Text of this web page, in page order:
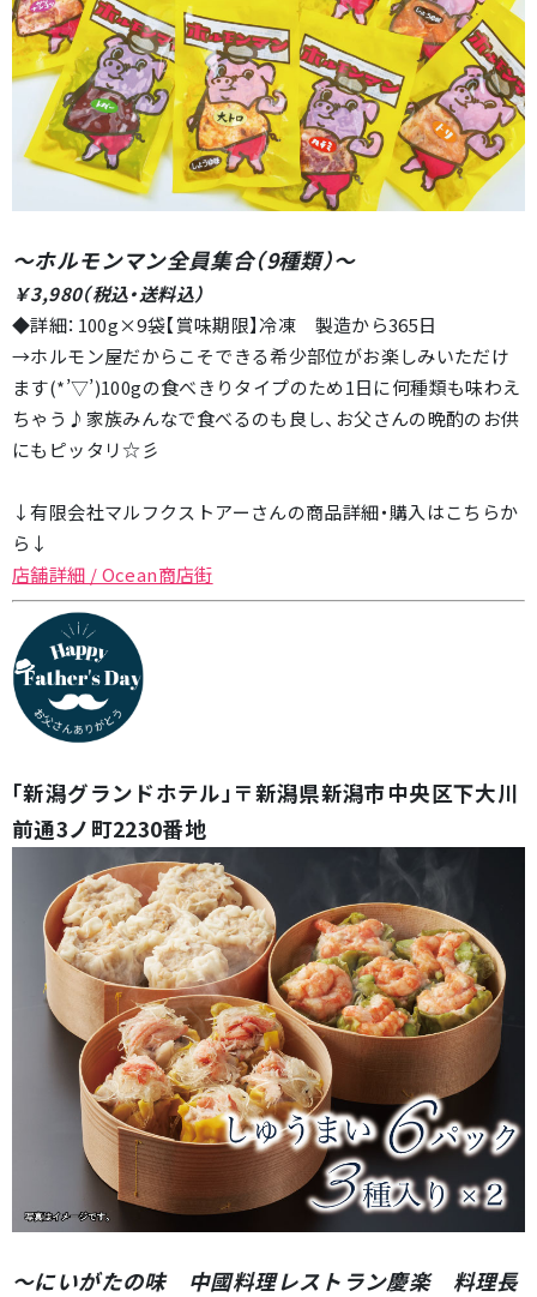
～ホルモンマン全員集合（9種類）～
￥3,980（税込・送料込）
◆詳細：100g×9袋【賞味期限】冷凍 製造から365日
→ホルモン屋だからこそできる希少部位がお楽しみいただけ
ます(*’▽’)100gの食べきりタイプのため1日に何種類も味わえ
ちゃう♪家族みんなで食べるのも良し、お父さんの晩酌のお供
にもピッタリ☆彡
↓有限会社マルフクストアーさんの商品詳細・購入はこちらか
ら↓
店舗詳細 / Ocean商店街
「新潟グランドホテル」〒新潟県新潟市中央区下大川
前通3ノ町2230番地
～にいがたの味 中國料理レストラン慶楽 料理長